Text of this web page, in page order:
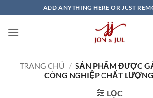
qua
nội
ADD ANYTHING HERE OR JUST
TRANG CHỦ / SẢN PHẨM ĐƯỢC
CÔNG NGHIỆP CHẤT LƯỢNG
LỌC